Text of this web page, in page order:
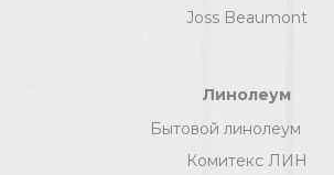
Joss Beaumont
Линолеум
Бытовой линолеум
Комитекс ЛИН